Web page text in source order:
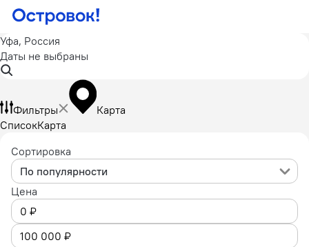
Уфа, Россия
Даты не выбраны
Фильтры
Карта
СписокКарта
Сортировка
По популярности
Цена